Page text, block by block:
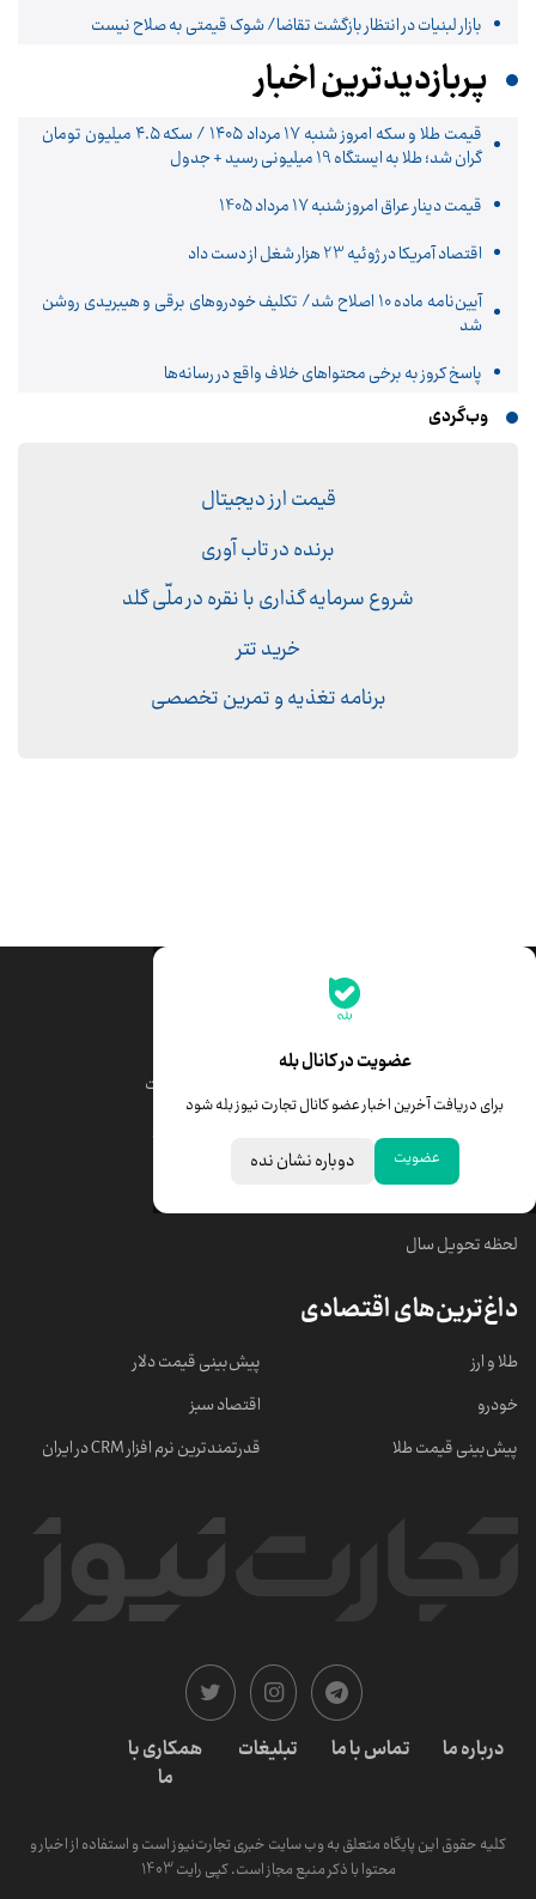
بازار لبنیات در انتظار بازگشت تقاضا/ شوک قیمتی به صلاح نیست
پربازدیدترین اخبار
قیمت طلا و سکه امروز شنبه ۱۷ مرداد ۱۴۰۵ / سکه ۴.۵ میلیون تومان
گران شد؛ طلا به ایستگاه 19 میلیونی رسید + جدول
قیمت دینار عراق امروز شنبه 17 مرداد 1405
اقتصاد آمریکا در ژوئیه 23 هزار شغل از دست داد
آیین‌نامه ماده 10 اصلاح شد/ تکلیف خودروهای برقی و هیبریدی روشن
شد
پاسخ کروز به برخی محتواهای خلاف واقع در رسانه‌ها
وب‌گردی
قیمت ارز دیجیتال
برنده در تاب آوری
شروع سرمایه گذاری با نقره در ملّی گلد
خرید تتر
برنامه تغذیه و تمرین تخصصی
عضویت در کانال بله
برای دریافت آخرین اخبار عضو کانال تجارت نیوز بله شود
عضویت دوباره نشان نده
جدیدترین قیمت‌ها
قیمت درهم امارات
خبرهای مهم
لحظه تحویل سال
داغ‌ترین‌های اقتصادی
طلا و ارز
خودرو
پیش‌بینی قیمت طلا
پیش‌بینی قیمت دلار
اقتصاد سبز
قدرتمندترین نرم‌ افزار CRM در ایران
درباره ما تماس با ما تبلیغات
همکاری با
ما
کلیه حقوق این پایگاه متعلق به وب سایت خبری تجارت‌نیوز است و استفاده از اخبار و
محتوا با ذکر منبع مجاز است. کپی رایت 1403